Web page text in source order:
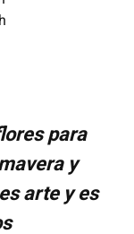
para
y
arte y es